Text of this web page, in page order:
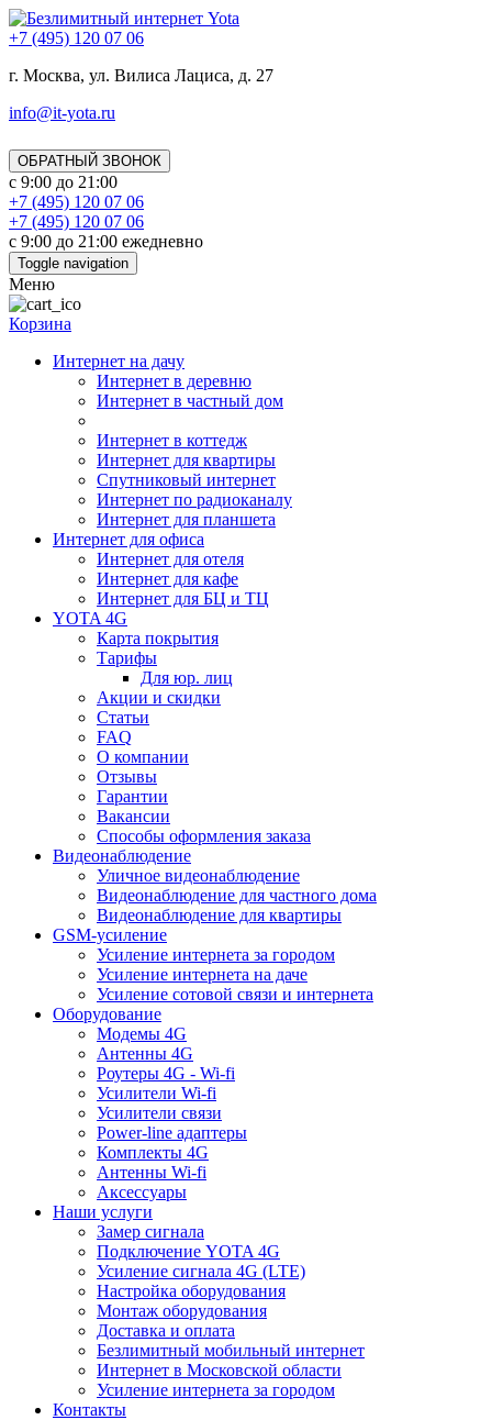
+7 (495) 120 07 06
г. Москва, ул. Вилиса Лациса, д. 27
info@it-yota.ru
ОБРАТНЫЙ ЗВОНОК
с 9:00 до 21:00
+7 (495) 120 07 06
+7 (495) 120 07 06
с 9:00 до 21:00 ежедневно
Toggle navigation
Меню
Корзина
Интернет на дачу
Интернет в деревню
Интернет в частный дом
Интернет в коттедж
Интернет для квартиры
Спутниковый интернет
Интернет по радиоканалу
Интернет для планшета
Интернет для офиса
Интернет для отеля
Интернет для кафе
Интернет для БЦ и ТЦ
YOTA 4G
Карта покрытия
Тарифы
Для юр. лиц
Акции и скидки
Статьи
FAQ
О компании
Отзывы
Гарантии
Вакансии
Способы оформления заказа
Видеонаблюдение
Уличное видеонаблюдение
Видеонаблюдение для частного дома
Видеонаблюдение для квартиры
GSM-усиление
Усиление интернета за городом
Усиление интернета на даче
Усиление сотовой связи и интернета
Оборудование
Модемы 4G
Антенны 4G
Роутеры 4G - Wi-fi
Усилители Wi-fi
Усилители связи
Power-line адаптеры
Комплекты 4G
Антенны Wi-fi
Аксессуары
Наши услуги
Замер сигнала
Подключение YOTA 4G
Усиление сигнала 4G (LTE)
Настройка оборудования
Монтаж оборудования
Доставка и оплата
Безлимитный мобильный интернет
Интернет в Московской области
Усиление интернета за городом
Контакты